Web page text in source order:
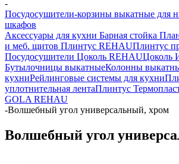
-
Посудосушители-корзины выкатные для
шкафов
Аксессуары для кухни Барная стойка
и меб. щитов Плинтус REHAUПлинтус
Посудосушители Цоколь REHAUЦоколь
Бутылочницы выкатныеКолонны
кухниРейлинговые системы для кухни
уплотнительная лентаПлинтус
GOLA REHAU
-Волшебный угол универсальный, хром
Волшебный угол